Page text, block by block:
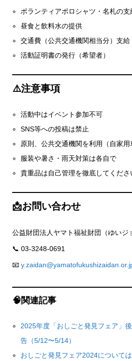
ボランティアポロシャツ・名札の支
昼食と飲料水の提供
交通費（公共交通機関相当分）支給
活動証明書の発行（希望者）
⚠️注意事項
活動中はイベント参加不可
SNS等への投稿は禁止
原則、公共交通機関を利用（自家用
服装や暑さ・雨天対策は各自で
貴重品は自己管理を徹底してくださ
📩お問い合わせ
公益財団法人ヤマト福祉財団（ゆいジ
📞 03-3248-0691
📧
🧠関連記事
2025年度「おしごと発見フェア」
告（5/12〜5/14）
おしごと発見フェア2024について